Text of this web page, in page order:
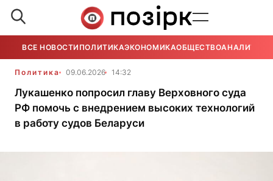
ВСЕ НОВОСТИ ПОЛИТИКАЭКОНОМИКАОБЩЕСТВОАНАЛИТИКА
Политика 09.06.2026 14:32
Лукашенко попросил главу Верховного суда
РФ помочь с внедрением высоких технологий
в работу судов Беларуси